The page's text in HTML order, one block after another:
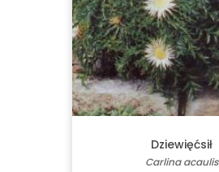
Dziewięćsił
Carlina acaulis